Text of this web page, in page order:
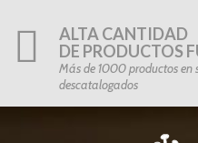
ALTA CANTIDAD
DE PRODUCTOS
Más de 1000 productos en
descatalogados